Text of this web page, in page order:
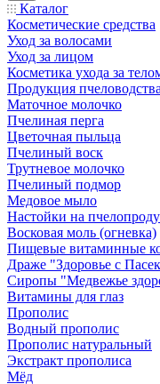
Каталог
Косметические средства
Уход за волосами
Уход за лицом
Косметика ухода за
Продукция пчеловодства
Маточное молочко
Пчелиная перга
Цветочная пыльца
Пчелиный воск
Трутневое молочко
Пчелиный подмор
Медовое мыло
Настойки на
Восковая моль (огневка)
Пищевые витаминные
Драже "Здоровье с
Сиропы "Медвежье
Витамины для глаз
Прополис
Водный прополис
Прополис натуральный
Экстракт прополиса
Мёд